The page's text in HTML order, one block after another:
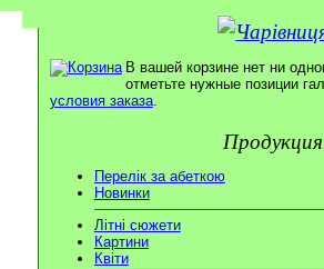
В вашей корзине нет ни
отметьте нужные позиции
условия заказа.
Продукция
Перелік за абеткою
Новинки
Літні сюжети
Картини
Квіти